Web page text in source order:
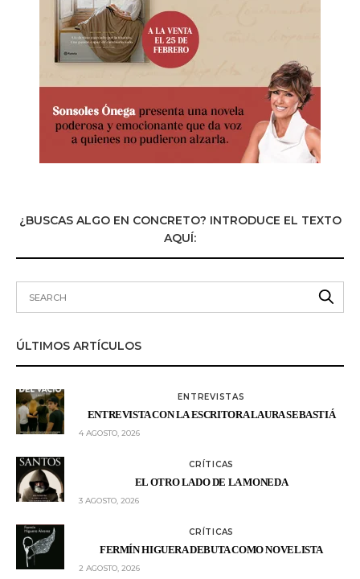
¿BUSCAS ALGO EN CONCRETO? INTRODUCE EL TEXTO
AQUÍ:
ÚLTIMOS ARTÍCULOS
ENTREVISTAS
ENTREVISTA CON LA ESCRITORA LAURA SEBASTIÁ
4 AGOSTO, 2026
CRÍTICAS
EL OTRO LADO DE LA MONEDA
3 AGOSTO, 2026
CRÍTICAS
FERMÍN HIGUERA DEBUTA COMO NOVELISTA
2 AGOSTO, 2026